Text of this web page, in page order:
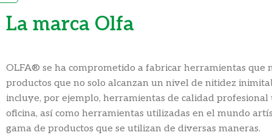
La marca Olfa
OLFA® se ha comprometido a fabricar herramientas
productos que no solo alcanzan un nivel de nitidez
incluye, por ejemplo, herramientas de calidad
oficina, así como herramientas utilizadas en el mundo
gama de productos que se utilizan de diversas maneras.